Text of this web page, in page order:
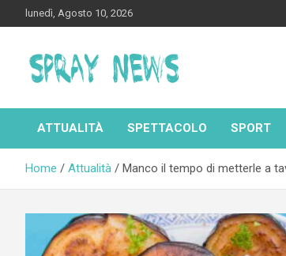
to
lunedì, Agosto 10, 2026
Spraynews.it
ATTUALITÀ SPETTACOLO SPORT
Home Attualità Manco il tempo di metterle a